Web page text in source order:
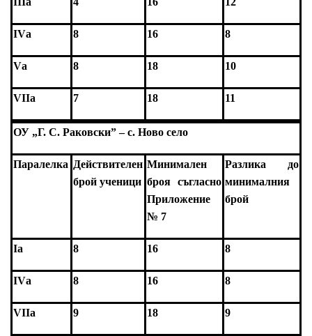
IVа 8 16 8
Vа 8 18 10
VIIа 7 18 11
ОУ „Г. С. Раковски” – с. Ново село
Паралелка Действителен
брой ученици
Минимален
броя съгласно
Приложение
№ 7
Разлика до
минималния
брой
Iа 8 16 8
IVа 8 16 8
VIIа 9 18 9